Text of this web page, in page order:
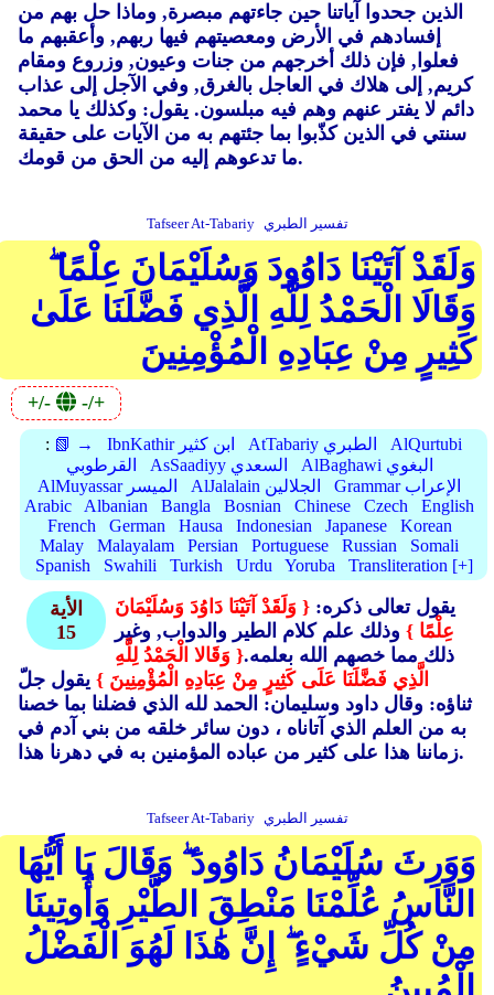
الذين جحدوا آياتنا حين جاءتهم مبصرة, وماذا حل بهم من
إفسادهم في الأرض ومعصيتهم فيها ربهم, وأعقبهم ما
فعلوا, فإن ذلك أخرجهم من جنات وعيون, وزروع ومقام
كريم, إلى هلاك في العاجل بالغرق, وفي الآجل إلى عذاب
دائم لا يفتر عنهم وهم فيه مبلسون. يقول: وكذلك يا محمد
سنتي في الذين كذّبوا بما جئتهم به من الآيات على حقيقة
ما تدعوهم إليه من الحق من قومك.
Tafseer At-Tabariy تفسير الطبري
وَلَقَدْ آتَيْنَا دَاوُودَ وَسُلَيْمَانَ عِلْمًا ۖ
وَقَالَا الْحَمْدُ لِلَّهِ الَّذِي فَضَّلَنَا عَلَىٰ
كَثِيرٍ مِنْ عِبَادِهِ الْمُؤْمِنِينَ
+/- -/+
: 📗 → IbnKathir ابن كثير AtTabariy الطبري
AlQurtubi
القرطوبي
AsSaadiyy السعدي
AlBaghawi البغوي
AlMuyassar الميسر
AlJalalain الجلالين
Grammar الإعراب
Arabic
Albanian Bangla Bosnian Chinese Czech
English
French
German Hausa Indonesian Japanese
Korean
Malay
Malayalam Persian Portuguese Russian
Somali
Spanish
Swahili Turkish Urdu Yoruba Transliteration [+]
الأية
15
يقول تعالى ذكره: { وَلَقَدْ آتَيْنَا دَاوُدَ وَسُلَيْمَانَ
عِلْمًا } وذلك علم كلام الطير والدواب, وغير
ذلك مما خصهم الله بعلمه.{ وَقَالا الْحَمْدُ لِلَّهِ
الَّذِي فَضَّلَنَا عَلَى كَثِيرٍ مِنْ عِبَادِهِ الْمُؤْمِنِينَ } يقول جلّ
ثناؤه: وقال داود وسليمان: الحمد لله الذي فضلنا بما خصنا
به من العلم الذي آتاناه ، دون سائر خلقه من بني آدم في
زماننا هذا على كثير من عباده المؤمنين به في دهرنا هذا.
Tafseer At-Tabariy تفسير الطبري
وَوَرِثَ سُلَيْمَانُ دَاوُودَ ۖ وَقَالَ يَا أَيُّهَا
النَّاسُ عُلِّمْنَا مَنْطِقَ الطَّيْرِ وَأُوتِينَا
مِنْ كُلِّ شَيْءٍ ۖ إِنَّ هَٰذَا لَهُوَ الْفَضْلُ